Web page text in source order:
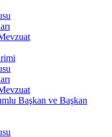
Başkan ve Başkan